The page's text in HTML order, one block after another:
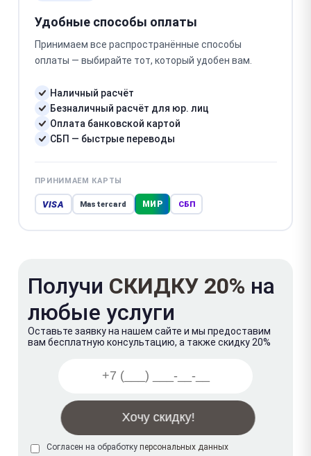
Удобные способы оплаты
Принимаем все распространённые способы
оплаты — выбирайте тот, который удобен вам.
Наличный расчёт
Безналичный расчёт для юр. лиц
Оплата банковской картой
СБП — быстрые переводы
ПРИНИМАЕМ КАРТЫ
VISA Mastercard МИР СБП
Получи СКИДКУ 20% на
любые услуги
Оставьте заявку на нашем сайте и мы предоставим
вам бесплатную консультацию, а также скидку 20%
Согласен на обработку персональных данных